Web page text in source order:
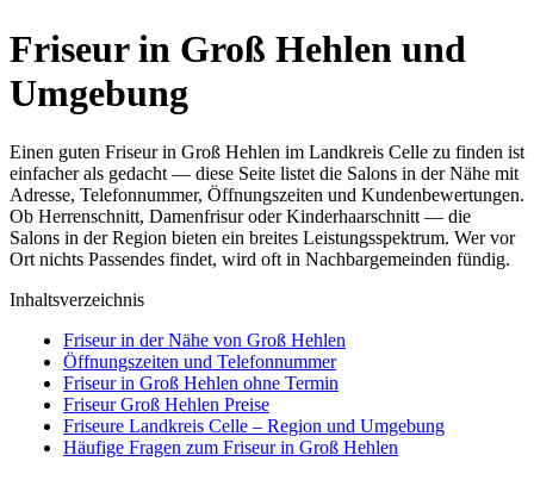
Friseur in Groß Hehlen und
Umgebung
Einen guten Friseur in Groß Hehlen im Landkreis Celle zu finden ist
einfacher als gedacht — diese Seite listet die Salons in der Nähe mit
Adresse, Telefonnummer, Öffnungszeiten und Kundenbewertungen.
Ob Herrenschnitt, Damenfrisur oder Kinderhaarschnitt — die
Salons in der Region bieten ein breites Leistungsspektrum. Wer vor
Ort nichts Passendes findet, wird oft in Nachbargemeinden fündig.
Inhaltsverzeichnis
Friseur in der Nähe von Groß Hehlen
Öffnungszeiten und Telefonnummer
Friseur in Groß Hehlen ohne Termin
Friseur Groß Hehlen Preise
Friseure Landkreis Celle – Region und Umgebung
Häufige Fragen zum Friseur in Groß Hehlen